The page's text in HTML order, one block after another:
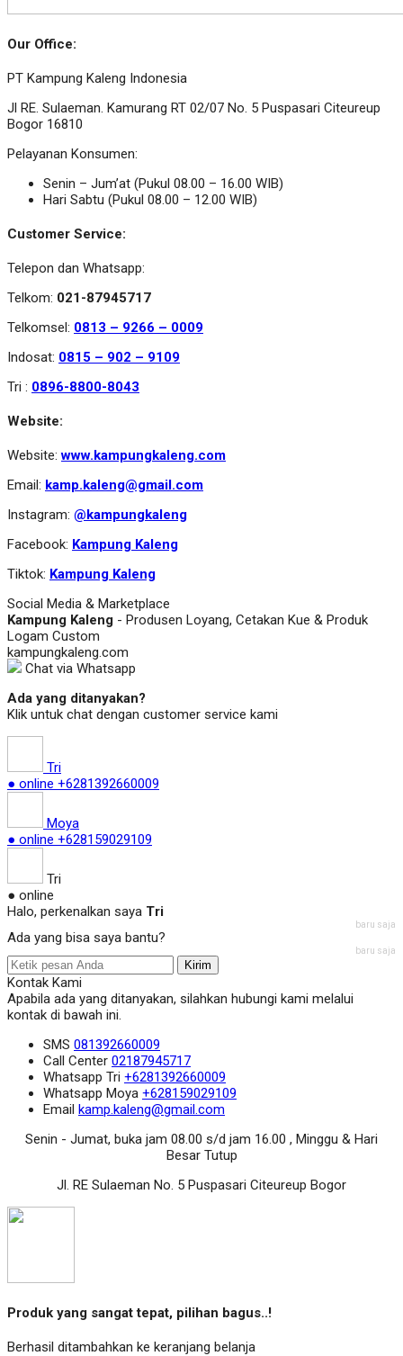
Our Office:
PT Kampung Kaleng Indonesia
Jl RE. Sulaeman. Kamurang RT 02/07 No. 5 Puspasari Citeureup
Bogor 16810
Pelayanan Konsumen:
Senin – Jum’at (Pukul 08.00 – 16.00 WIB)
Hari Sabtu (Pukul 08.00 – 12.00 WIB)
Customer Service:
Telepon dan Whatsapp:
Telkom: 021-87945717
Telkomsel: 0813 – 9266 – 0009
Indosat: 0815 – 902 – 9109
Tri : 0896-8800-8043
Website:
Website:www.kampungkaleng.com
Email: kamp.kaleng@gmail.com
Instagram: @kampungkaleng
Facebook: Kampung Kaleng
Tiktok: Kampung Kaleng
Social Media & Marketplace
Kampung Kaleng - Produsen Loyang, Cetakan Kue & Produk
Logam Custom
kampungkaleng.com
Chat via Whatsapp
Ada yang ditanyakan?
Klik untuk chat dengan customer service kami
Tri
● online +6281392660009
Moya
● online +628159029109
Tri
● online
Halo, perkenalkan saya Tri
baru saja
Ada yang bisa saya bantu?
baru saja
Kirim
Kontak Kami
Apabila ada yang ditanyakan, silahkan hubungi kami melalui
kontak di bawah ini.
SMS 081392660009
Call Center 02187945717
Whatsapp Tri +6281392660009
Whatsapp Moya +628159029109
Email kamp.kaleng@gmail.com
Senin - Jumat, buka jam 08.00 s/d jam 16.00 , Minggu & Hari
Besar Tutup
Jl. RE Sulaeman No. 5 Puspasari Citeureup Bogor
Produk yang sangat tepat, pilihan bagus..!
Berhasil ditambahkan ke keranjang belanja